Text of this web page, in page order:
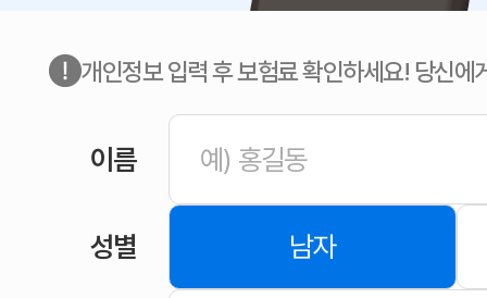
개인정보 입력 후 보험료 확인하세요! 당신에
이름
성별 남자